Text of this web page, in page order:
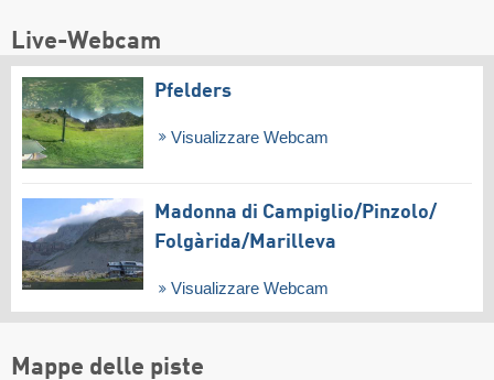
Live-Webcam
Pfelders
Visualizzare Webcam
Madonna di Campiglio/​Pinzolo/​
Folgàrida/​Marilleva
Visualizzare Webcam
Mappe delle piste